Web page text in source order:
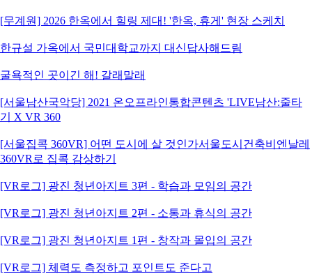
[무계원] 2026 한옥에서 힐링 제대! '한옥, 휴게' 현장 스케치
한규설 가옥에서 국민대학교까지 대신답사해드림
굴욕적인 곳이긴 해! 갈래말래
[서울남산국악당] 2021 온오프라인통합콘텐츠 'LIVE남산:줄타
기 X VR 360
[서울집콕 360VR] 어떤 도시에 살 것인가서울도시건축비엔날레
360VR로 집콕 감상하기
[VR로그] 광진 청년아지트 3편 - 학습과 모임의 공간
[VR로그] 광진 청년아지트 2편 - 소통과 휴식의 공간
[VR로그] 광진 청년아지트 1편 - 창작과 몰입의 공간
[VR로그] 체력도 측정하고 포인트도 준다고